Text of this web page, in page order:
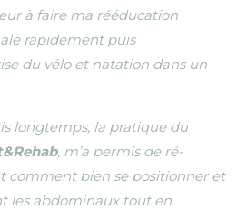
à faire ma rééducation
rapidement puis
du vélo et natation dans un
longtemps, la pratique du
, m’a permis de ré-
comment bien se positionner et
les abdominaux tout en